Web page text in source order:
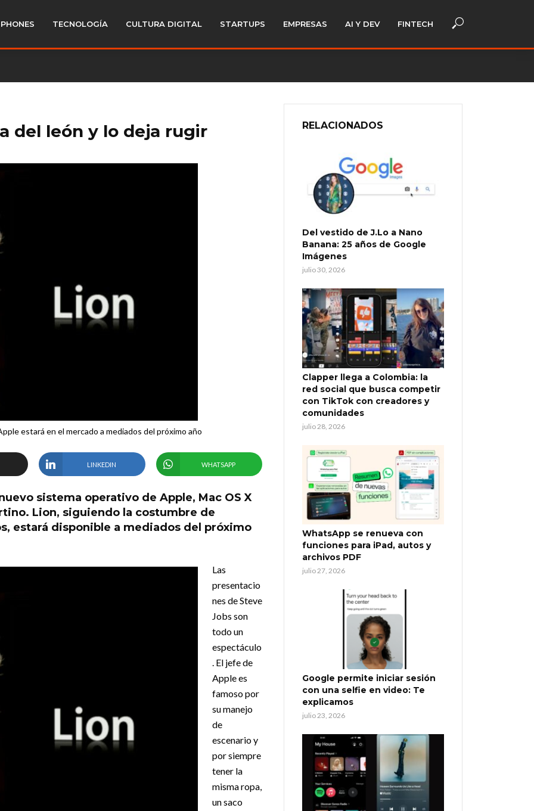
TECNOLOGÍA CULTURA DIGITAL STARTUPS EMPRESAS AI Y DEV FINTECH
del león y lo deja rugir
estará en el mercado a mediados del próximo año
LINKEDIN WHATSAPP
sistema operativo de Apple, Mac OS X
Lion, siguiendo la costumbre de
estará disponible a mediados del próximo
Las
presentacio
nes de Steve
Jobs son
todo un
espectáculo
. El jefe de
Apple es
famoso por
su manejo
de
escenario y
por siempre
tener la
misma ropa,
un saco
RELACIONADOS
Del vestido de J.Lo a Nano
Banana: 25 años de Google
Imágenes
julio 30, 2026
Clapper llega a Colombia: la
red social que busca competir
con TikTok con creadores y
comunidades
julio 28, 2026
WhatsApp se renueva con
funciones para iPad, autos y
archivos PDF
julio 27, 2026
Google permite iniciar sesión
con una selfie en video: Te
explicamos
julio 23, 2026